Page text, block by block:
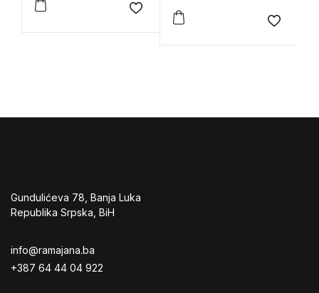
Add to wishlist
Add to
Gundulićeva 78, Banja Luka
Republika Srpska, BiH
info@ramajana.ba
+387 64 44 04 922